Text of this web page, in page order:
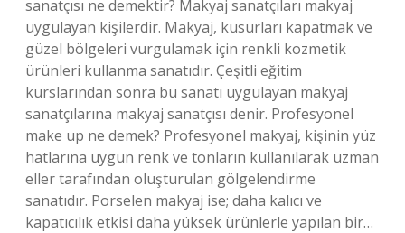
sanatçısı ne demektir? Makyaj sanatçıları makyaj
uygulayan kişilerdir. Makyaj, kusurları kapatmak ve
güzel bölgeleri vurgulamak için renkli kozmetik
ürünleri kullanma sanatıdır. Çeşitli eğitim
kurslarından sonra bu sanatı uygulayan makyaj
sanatçılarına makyaj sanatçısı denir. Profesyonel
make up ne demek? Profesyonel makyaj, kişinin yüz
hatlarına uygun renk ve tonların kullanılarak uzman
eller tarafından oluşturulan gölgelendirme
sanatıdır. Porselen makyaj ise; daha kalıcı ve
kapatıcılık etkisi daha yüksek ürünlerle yapılan bir…